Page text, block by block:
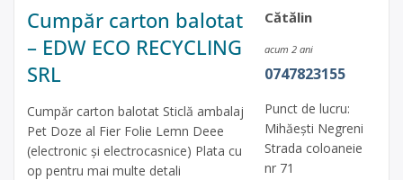
Cumpăr carton balotat
– EDW ECO RECYCLING
SRL
Cumpăr carton balotat Sticlă ambalaj
Pet Doze al Fier Folie Lemn Deee
(electronic și electrocasnice) Plata cu
op pentru mai multe detali
Cătălin
acum 2 ani
0747823155
Punct de lucru:
Mihăești Negreni
Strada coloaneie
nr 71